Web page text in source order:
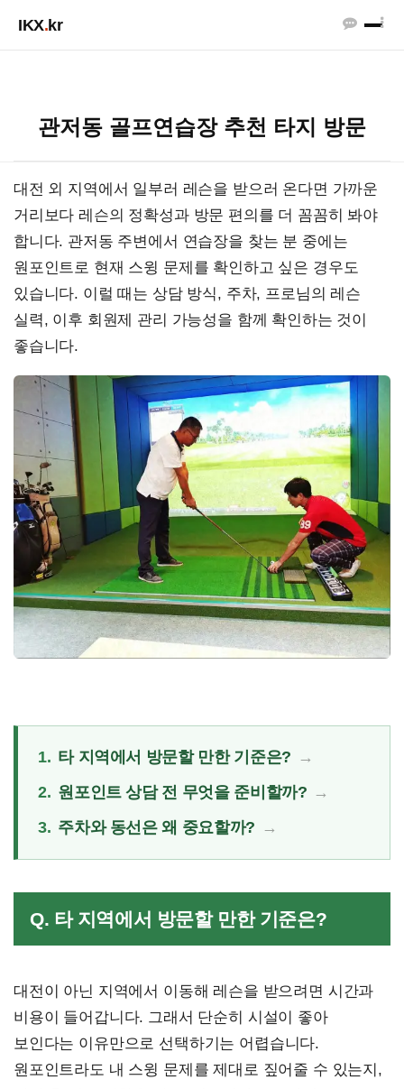
IKX.kr
관저동 골프연습장 추천 타지 방문
대전 외 지역에서 일부러 레슨을 받으러 온다면 가까운
거리보다 레슨의 정확성과 방문 편의를 더 꼼꼼히 봐야
합니다. 관저동 주변에서 연습장을 찾는 분 중에는
원포인트로 현재 스윙 문제를 확인하고 싶은 경우도
있습니다. 이럴 때는 상담 방식, 주차, 프로님의 레슨
실력, 이후 회원제 관리 가능성을 함께 확인하는 것이
좋습니다.
1. 타 지역에서 방문할 만한 기준은?
2. 원포인트 상담 전 무엇을 준비할까?
3. 주차와 동선은 왜 중요할까?
Q. 타 지역에서 방문할 만한 기준은?
대전이 아닌 지역에서 이동해 레슨을 받으려면 시간과
비용이 들어갑니다. 그래서 단순히 시설이 좋아
보인다는 이유만으로 선택하기는 어렵습니다.
원포인트라도 내 스윙 문제를 제대로 짚어줄 수 있는지,